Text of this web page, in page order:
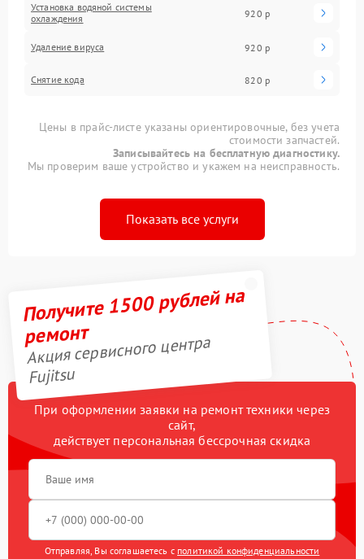
Установка водяной системы
охлаждения
920 р
Удаление вируса 920 р
Снятие кода 820 р
Цены в прайс-листе указаны ориентировочные, без учета
стоимости запчастей.
Записывайтесь на бесплатную диагностику.
Мы проверим ваше устройство и укажем на неисправность.
Показать все услуги
Получите 1500 рублей на
ремонт
Акция сервисного центра
Fujitsu
При оформлении заявки на ремонт техники через
сайт,
действует персональная бессрочная скидка
Отправляя, Вы соглашаетесь с политикой конфиденциальности